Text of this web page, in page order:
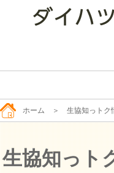
ホーム ＞ 生協知っトク
生協知っト